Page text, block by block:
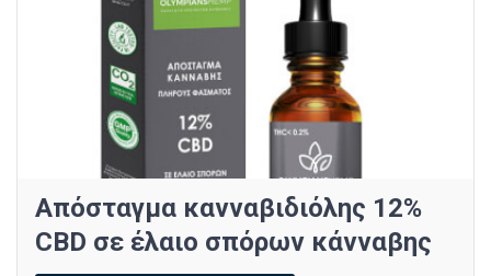
Απόσταγμα κανναβιδιόλης 12%
CBD σε έλαιο σπόρων κάνναβης